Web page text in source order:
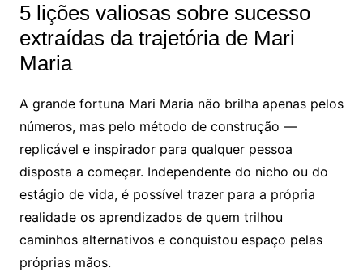
5 lições valiosas sobre sucesso
extraídas da trajetória de Mari
Maria
A grande fortuna Mari Maria não brilha apenas pelos
números, mas pelo método de construção —
replicável e inspirador para qualquer pessoa
disposta a começar. Independente do nicho ou do
estágio de vida, é possível trazer para a própria
realidade os aprendizados de quem trilhou
caminhos alternativos e conquistou espaço pelas
próprias mãos.